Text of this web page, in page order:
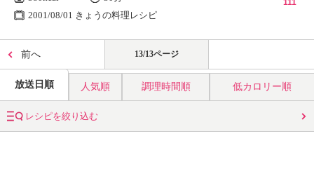
2001/08/01 きょうの料理レシピ
111
前へ 13/13ページ
放送日順 人気順 調理時間順 低カロリー順
レシピを絞り込む